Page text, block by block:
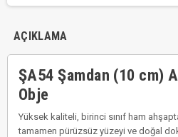
AÇIKLAMA
ŞA54 Şamdan (10 cm)
Obje
Yüksek kaliteli, birinci sınıf ham
tamamen pürüzsüz yüzeyi ve doğal